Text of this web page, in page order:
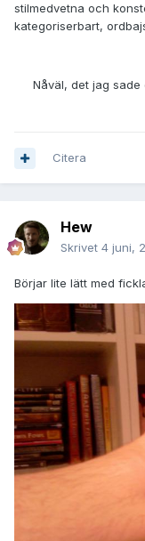
stilmedvetna och
kategoriserbart,
Nåväl, det jag sade
Citera
Hew
Skrivet 4 juni,
Börjar lite lätt med